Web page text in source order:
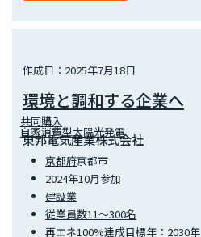
作成日：2025年7月18日
環境と調和する企業へ
共同購入
自家消費型太陽光発電
東邦電気産業株式会社
京都府京都市
2024年10月参加
建設業
従業員数11～300名
再エネ100%達成目標年：2030年